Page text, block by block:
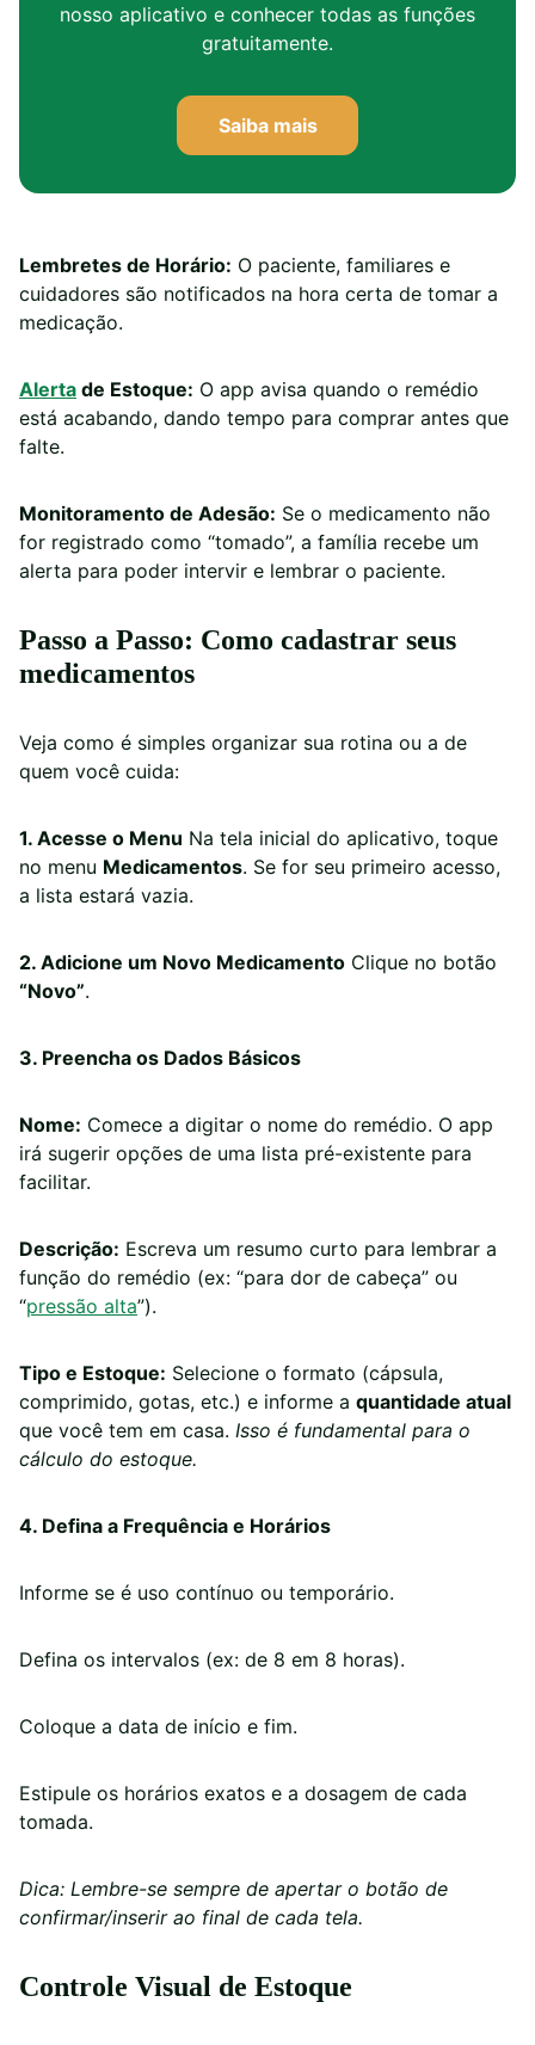
nosso aplicativo e conhecer todas as funções
gratuitamente.
Saiba mais
Lembretes de Horário: O paciente, familiares e
cuidadores são notificados na hora certa de tomar a
medicação.
Alerta de Estoque: O app avisa quando o remédio
está acabando, dando tempo para comprar antes que
falte.
Monitoramento de Adesão: Se o medicamento não
for registrado como “tomado”, a família recebe um
alerta para poder intervir e lembrar o paciente.
Passo a Passo: Como cadastrar seus
medicamentos
Veja como é simples organizar sua rotina ou a de
quem você cuida:
1. Acesse o Menu Na tela inicial do aplicativo, toque
no menu Medicamentos. Se for seu primeiro acesso,
a lista estará vazia.
2. Adicione um Novo Medicamento Clique no botão
“Novo”.
3. Preencha os Dados Básicos
Nome: Comece a digitar o nome do remédio. O app
irá sugerir opções de uma lista pré-existente para
facilitar.
Descrição: Escreva um resumo curto para lembrar a
função do remédio (ex: “para dor de cabeça” ou
“pressão alta”).
Tipo e Estoque: Selecione o formato (cápsula,
comprimido, gotas, etc.) e informe a quantidade atual
que você tem em casa. Isso é fundamental para o
cálculo do estoque.
4. Defina a Frequência e Horários
Informe se é uso contínuo ou temporário.
Defina os intervalos (ex: de 8 em 8 horas).
Coloque a data de início e fim.
Estipule os horários exatos e a dosagem de cada
tomada.
Dica: Lembre-se sempre de apertar o botão de
confirmar/inserir ao final de cada tela.
Controle Visual de Estoque